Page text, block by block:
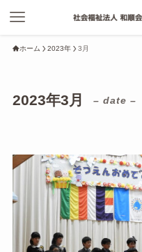
ホーム 2023年 3月
2023年3月 – date –